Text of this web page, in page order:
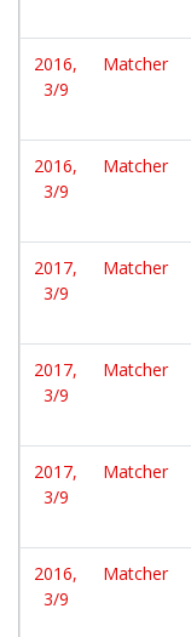
2016,
3/9
Matcher
2016,
3/9
Matcher
2017,
3/9
Matcher
2017,
3/9
Matcher
2017,
3/9
Matcher
2016,
3/9
Matcher